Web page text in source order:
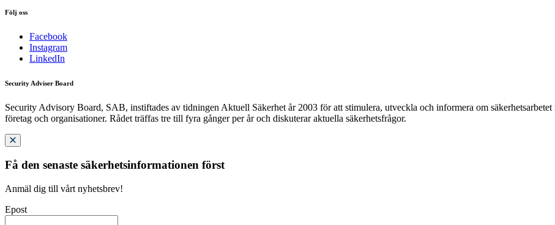
Följ oss
Facebook
Instagram
LinkedIn
Security Adviser Board
Security Advisory Board, SAB, instiftades av tidningen Aktuell Säkerhet år 2003 för att stimulera, utveckla och informera om
företag och organisationer. Rådet träffas tre till fyra gånger per år och diskuterar aktuella säkerhetsfrågor.
Få den senaste säkerhetsinformationen först
Anmäl dig till vårt nyhetsbrev!
Epost